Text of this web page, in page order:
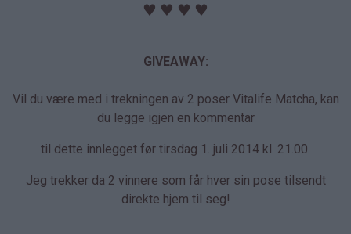
♥ ♥ ♥ ♥
GIVEAWAY:
Vil du være med i trekningen av 2 poser Vitalife Matcha, kan
du legge igjen en kommentar
til dette innlegget før tirsdag 1. juli 2014 kl. 21.00.
Jeg trekker da 2 vinnere som får hver sin pose tilsendt
direkte hjem til seg!